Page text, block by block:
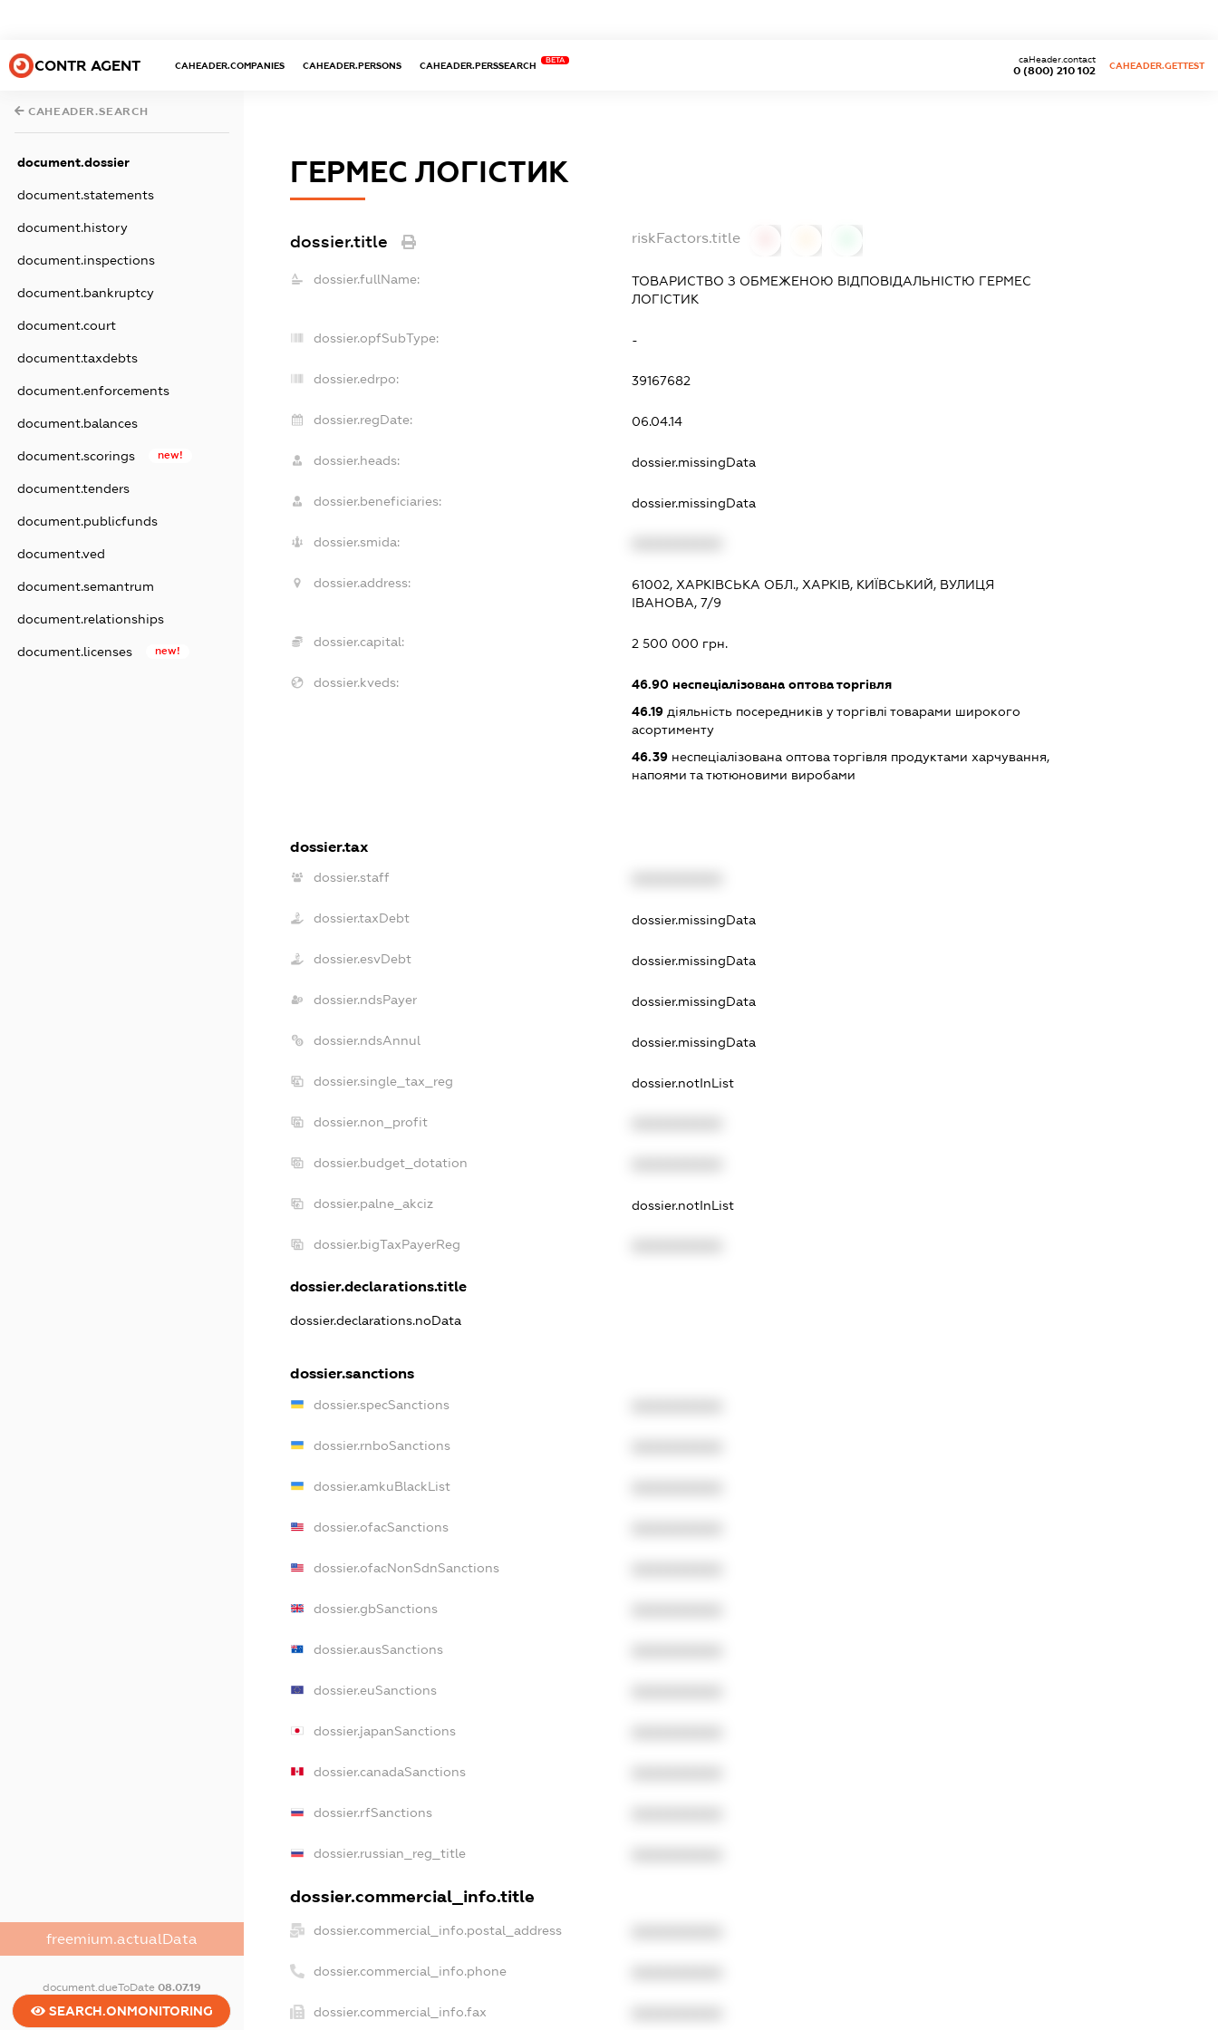
CONTR AGENT CAHEADER.COMPANIES CAHEADER.PERSONS CAHEADER.PERSSEARCH
BETA
0 (800) 210 102
caHeader.contact
CAHEADER.GETTEST
CAHEADER.SEARCH
document.dossier
document.statements
document.history
document.inspections
document.bankruptcy
document.court
document.taxdebts
document.enforcements
document.balances
document.scorings new!
document.tenders
document.publicfunds
document.ved
document.semantrum
document.relationships
document.licenses new!
freemium.actualData
document.dueToDate 08.07.19
SEARCH.ONMONITORING
ГЕРМЕС ЛОГІСТИК
dossier.title riskFactors.title
dossier.fullName: ТОВАРИСТВО З ОБМЕЖЕНОЮ ВІДПОВІДАЛЬНІСТЮ ГЕРМЕС
ЛОГІСТИК
dossier.opfSubType: -
dossier.edrpo: 39167682
dossier.regDate: 06.04.14
dossier.heads: dossier.missingData
dossier.beneficiaries: dossier.missingData
dossier.smida:
dossier.address:
61002, ХАРКІВСЬКА ОБЛ., ХАРКІВ, КИЇВСЬКИЙ, ВУЛИЦЯ
ІВАНОВА, 7/9
dossier.capital: 2 500 000 грн.
dossier.kveds: 46.90 неспеціалізована оптова торгівля
46.19 діяльність посередників у торгівлі товарами широкого
асортименту
46.39 неспеціалізована оптова торгівля продуктами харчування,
напоями та тютюновими виробами
dossier.tax
dossier.staff
dossier.taxDebt dossier.missingData
dossier.esvDebt dossier.missingData
dossier.ndsPayer dossier.missingData
dossier.ndsAnnul dossier.missingData
dossier.single_tax_reg dossier.notInList
dossier.non_profit
dossier.budget_dotation
dossier.palne_akciz dossier.notInList
dossier.bigTaxPayerReg
dossier.declarations.title
dossier.declarations.noData
dossier.sanctions
dossier.specSanctions
dossier.rnboSanctions
dossier.amkuBlackList
dossier.ofacSanctions
dossier.ofacNonSdnSanctions
dossier.gbSanctions
dossier.ausSanctions
dossier.euSanctions
dossier.japanSanctions
dossier.canadaSanctions
dossier.rfSanctions
dossier.russian_reg_title
dossier.commercial_info.title
dossier.commercial_info.postal_address
dossier.commercial_info.phone
dossier.commercial_info.fax